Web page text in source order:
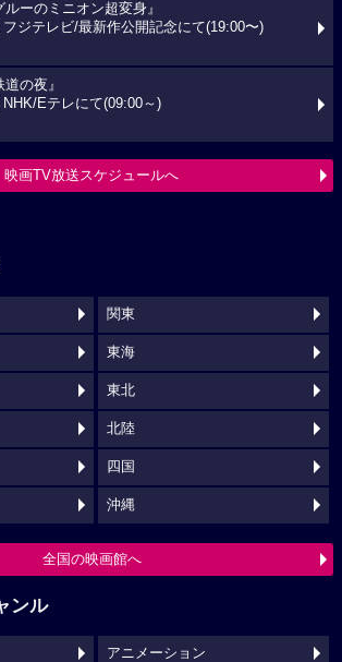
ルーのミニオン超変身』
フジテレビ/最新作公開記念にて(19:00〜)
道の夜』
NHK/Eテレにて(09:00～)
映画TV放送スケジュールへ
関東
東海
東北
北陸
四国
沖縄
全国の映画館へ
ンル
アニメーション